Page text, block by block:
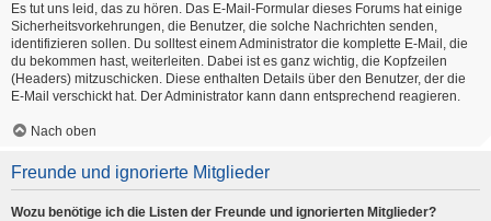
Es tut uns leid, das zu hören. Das E-Mail-Formular dieses Forums hat einige
Sicherheitsvorkehrungen, die Benutzer, die solche Nachrichten senden,
identifizieren sollen. Du solltest einem Administrator die komplette E-Mail, die
du bekommen hast, weiterleiten. Dabei ist es ganz wichtig, die Kopfzeilen
(Headers) mitzuschicken. Diese enthalten Details über den Benutzer, der die
E-Mail verschickt hat. Der Administrator kann dann entsprechend reagieren.
Nach oben
Freunde und ignorierte Mitglieder
Wozu benötige ich die Listen der Freunde und ignorierten Mitglieder?